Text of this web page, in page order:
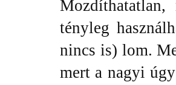
Mozdíthatatlan,
tényleg
nincs is) lom.
mert a nagyi